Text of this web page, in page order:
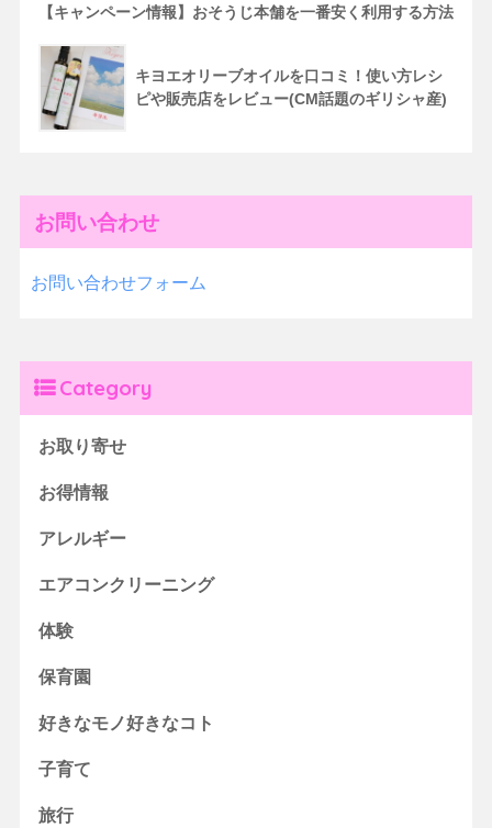
【キャンペーン情報】おそうじ本舗を一番安く利用する方法
キヨエオリーブオイルを口コミ！使い方レシ
ピや販売店をレビュー(CM話題のギリシャ産)
お問い合わせ
お問い合わせフォーム
Category
お取り寄せ
お得情報
アレルギー
エアコンクリーニング
体験
保育園
好きなモノ好きなコト
子育て
旅行